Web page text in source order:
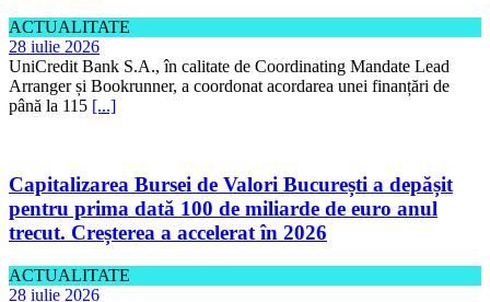
ACTUALITATE
28 iulie 2026
UniCredit Bank S.A., în calitate de Coordinating Mandate Lead
Arranger și Bookrunner, a coordonat acordarea unei finanțări de
până la 115 [...]
Capitalizarea Bursei de Valori București a depășit
pentru prima dată 100 de miliarde de euro anul
trecut. Creșterea a accelerat în 2026
ACTUALITATE
28 iulie 2026